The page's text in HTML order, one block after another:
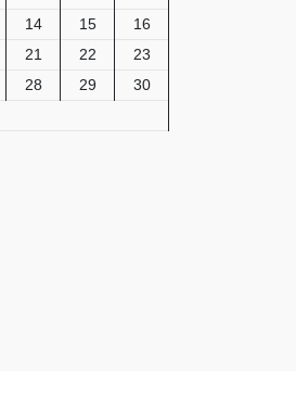
14 15
16
21 22
23
28 29
30